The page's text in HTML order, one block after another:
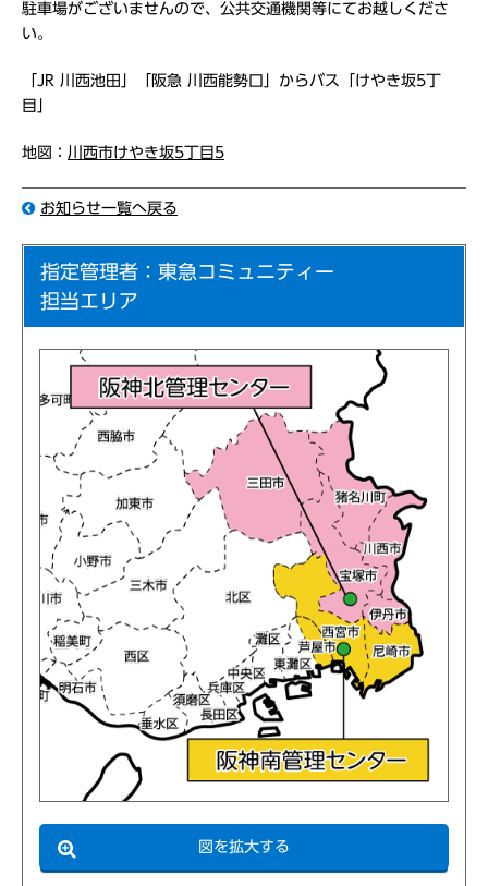
駐車場がございませんので、公共交通機関等にてお越しくださ
い。
「JR 川西池田」「阪急 川西能勢口」からバス「けやき坂5丁
目」
地図： 川西市けやき坂5丁目5
お知らせ一覧へ戻る
指定管理者：東急コミュニティー
担当エリア
図を拡大する